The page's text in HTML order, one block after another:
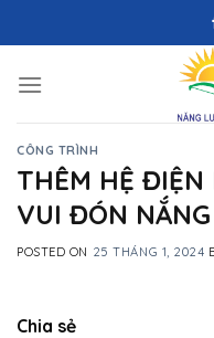
to
CÔNG TRÌNH
THÊM HỆ
VUI ĐÓN
POSTED ON 25 THÁNG 1, 2024
Chia sẻ